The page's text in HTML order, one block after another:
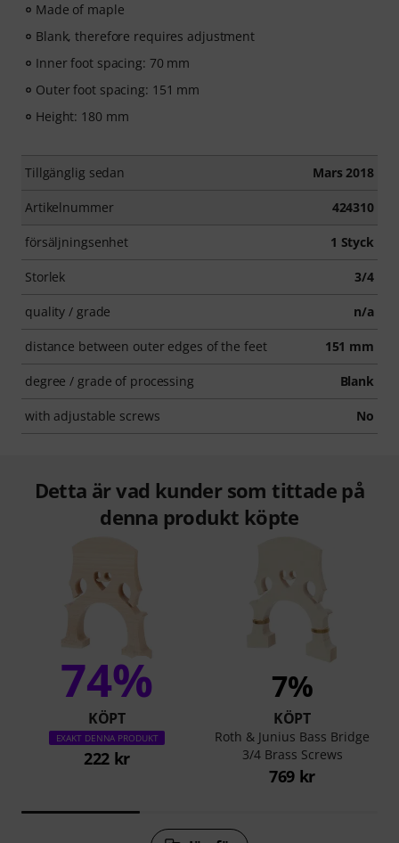
Made of maple
Blank, therefore requires adjustment
Inner foot spacing: 70 mm
Outer foot spacing: 151 mm
Height: 180 mm
Tillgänglig sedan Mars 2018
Artikelnummer 424310
försäljningsenhet 1 Styck
Storlek 3/4
quality / grade n/a
distance between outer edges of the feet 151 mm
degree / grade of processing Blank
with adjustable screws No
Detta är vad kunder som tittade på
denna produkt köpte
74%
KÖPT
EXAKT DENNA PRODUKT
222 kr
7%
KÖPT
Roth & Junius Bass Bridge
3/4 Brass Screws
769 kr